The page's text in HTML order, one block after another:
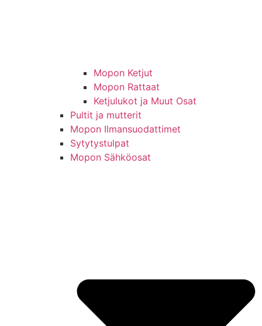
Mopon Ketjut
Mopon Rattaat
Ketjulukot ja Muut Osat
Pultit ja mutterit
Mopon Ilmansuodattimet
Sytytystulpat
Mopon Sähköosat